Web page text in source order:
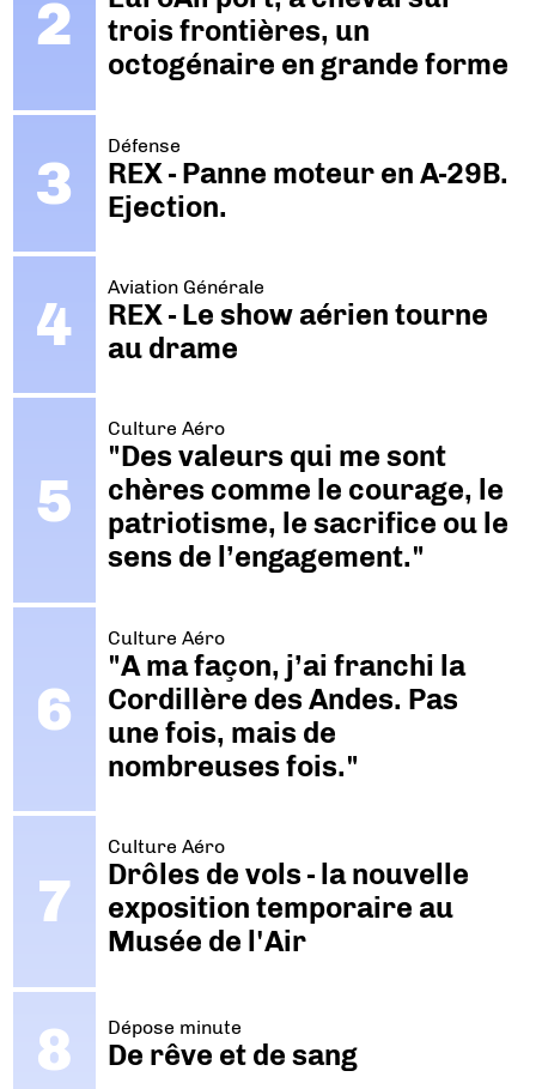
trois frontières, un
octogénaire en grande forme
Défense
REX - Panne moteur en A-29B.
Ejection.
Aviation Générale
REX - Le show aérien tourne
au drame
Culture Aéro
"Des valeurs qui me sont
chères comme le courage, le
patriotisme, le sacrifice ou le
sens de l’engagement."
Culture Aéro
"A ma façon, j’ai franchi la
Cordillère des Andes. Pas
une fois, mais de
nombreuses fois."
Culture Aéro
Drôles de vols - la nouvelle
exposition temporaire au
Musée de l'Air
Dépose minute
De rêve et de sang